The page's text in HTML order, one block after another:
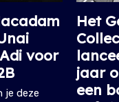
voor
je deze
Het
jaar
een